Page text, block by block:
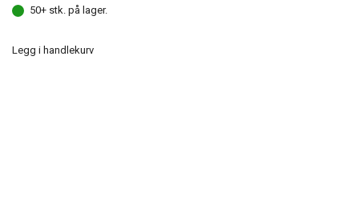
50+ stk. på lager.
Legg i handlekurv